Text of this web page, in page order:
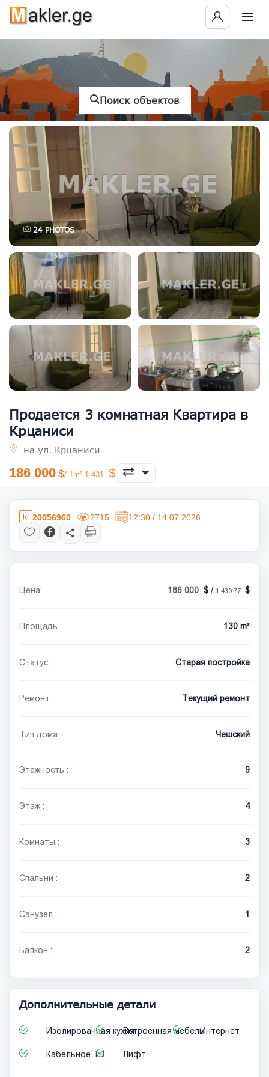
Поиск объектов
24 PHOTOS
Продается 3 комнатная Квартира в
Крцаниси
на ул. Крцаниси
186 000 / 1m² 1 431
20056960 2715 12:30 / 14.07.2026
Цена: 186 000 / 1 430.77
Площадь : 130 m²
Статус : Старая постройка
Ремонт : Текущий ремонт
Тип дома : Чешский
Этажность : 9
Этаж : 4
Комнаты : 3
Спальни : 2
Санузел : 1
Балкон : 2
Дополнительные детали
Изолированная кухняВстроенная мебельИнтернет
Кабельное ТВ Лифт